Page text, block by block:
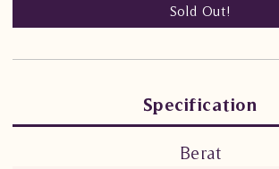
Sold Out!
Specification
Berat